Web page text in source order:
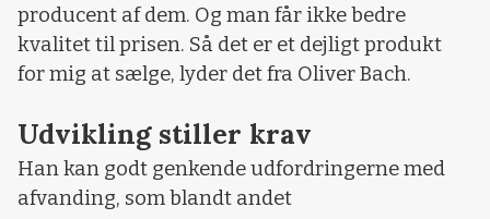
producent af dem. Og man får ikke bedre
kvalitet til prisen. Så det er et dejligt produkt
for mig at sælge, lyder det fra Oliver Bach.
Udvikling stiller krav
Han kan godt genkende udfordringerne med
afvanding, som blandt andet